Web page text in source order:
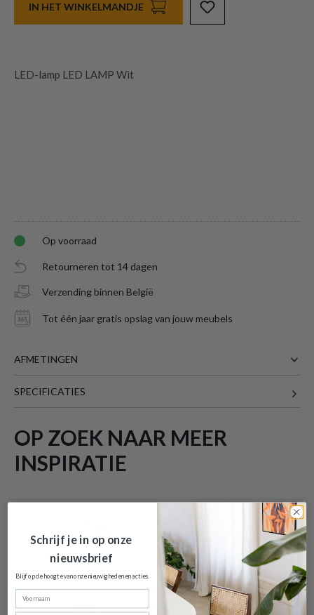
IN HET WINKELMANDJE
LED-lamp LED LAMP Wit
Op voorraad
Retourneren tot 14 dagen
Verzending binnen België
Tot één jaar gratis opslag van jouw meubels
AFMETINGEN
SPECIFICATIES
OP ZOEK NAAR MEER
INSPIRATIE
LED-lamp LED LAMP Wit
Schrijf je in op onze
nieuwsbrief
Blijf op de hoogte van onze nieuwigheden enacties.
Voornaam